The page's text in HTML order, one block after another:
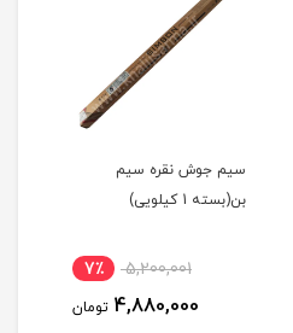
سیم جوش نقره سیم
بن(بسته 1 کیلویی)
5,200,001 7٪
4,880,000 تومان